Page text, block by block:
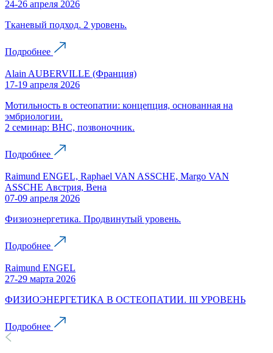
24-26 апреля 2026
Тканевый подход. 2 уровень.
Подробнее
Alain AUBERVILLE (Франция)
17-19 апреля 2026
Мотильность в остеопатии: концепция, основанная на
эмбриологии.
2 семинар: ВНС, позвоночник.
Подробнее
Raimund ENGEL, Raphael VAN ASSCHE, Margo VAN
ASSCHE Австрия, Вена
07-09 апреля 2026
Физиоэнергетика. Продвинутый уровень.
Подробнее
Raimund ENGEL
27-29 марта 2026
ФИЗИОЭНЕРГЕТИКА В ОСТЕОПАТИИ. III УРОВЕНЬ
Подробнее